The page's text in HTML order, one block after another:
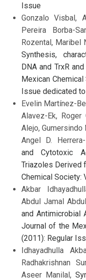
Issue
Gonzalo Visbal,
Pereira Borba-
Rozental, Maribel
Synthesis,
DNA and TrxR
Mexican
Issue dedicated
Evelin Martínez-
Alavez-Ek, Roger
Alejo, Gumersindo
Angel D. Herrera-
and Cytotoxic
Triazoles Derived
Chemical Society:
Akbar
Abdul Jamal
and Antimicrobial
Journal of the
(2011): Regular
Idhayadhulla
Radhakrishnan
Aseer Manilal,